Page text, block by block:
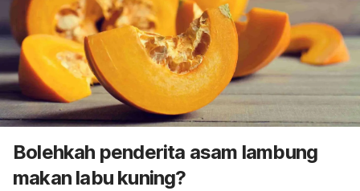
Bolehkah penderita asam lambung
makan labu kuning?